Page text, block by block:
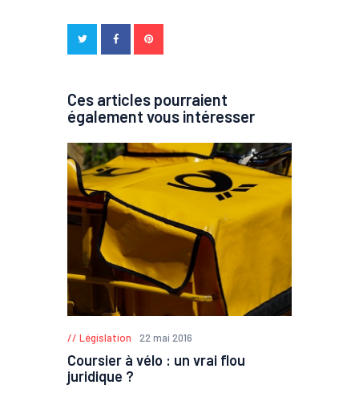
Ces articles pourraient
également vous intéresser
Législation 22 mai 2016
Coursier à vélo : un vrai flou
juridique ?